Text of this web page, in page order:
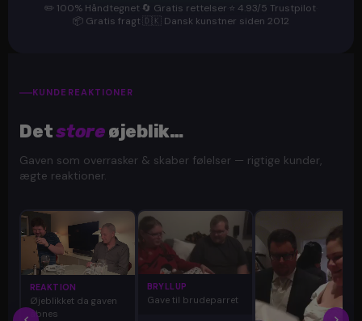
✏️ 100% Håndtegnet 🔄 Gratis rettelser ⭐ 4.93/5 Trustpilot
📦 Gratis fragt 🇩🇰 Dansk kunstner siden 2012
KUNDEREAKTIONER
Detstoreøjeblik…
Gaven som overrasker & skaber følelser — rigtige kunder,
ægte reaktioner.
REAKTION
Øjeblikket da gaven
åbnes
BRYLLUP
Gave til brudeparret